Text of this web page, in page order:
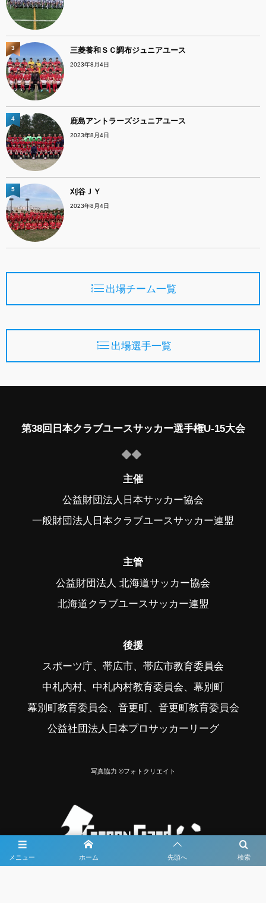
三菱養和ＳＣ調布ジュニアユース
2023年8月4日
3
鹿島アントラーズジュニアユース
2023年8月4日
4
刈谷ＪＹ
2023年8月4日
5
出場チーム一覧
出場選手一覧
メニュー 検索
ホーム 先頭へ
第38回日本クラブユースサッカー選手権U-15大会
主催
公益財団法人日本サッカー協会
一般財団法人日本クラブユースサッカー連盟
主管
公益財団法人 北海道サッカー協会
北海道クラブユースサッカー連盟
後援
スポーツ庁、帯広市、帯広市教育委員会
中札内村、中札内村教育委員会、幕別町
幕別町教育委員会、音更町、音更町教育委員会
公益社団法人日本プロサッカーリーグ
写真協力 ©フォトクリエイト